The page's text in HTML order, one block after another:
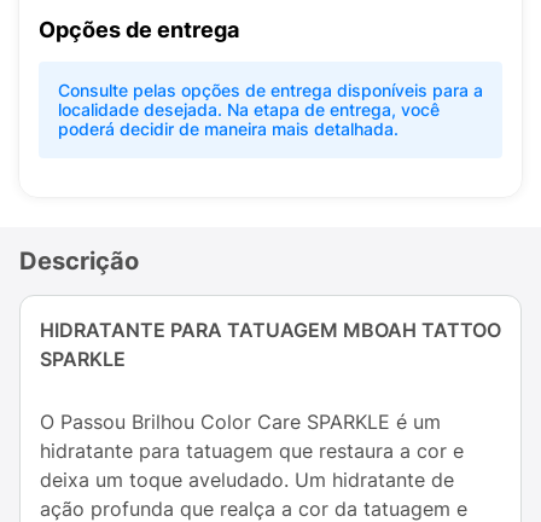
Opções de entrega
Consulte pelas opções de entrega disponíveis para a
localidade desejada. Na etapa de entrega, você
poderá decidir de maneira mais detalhada.
Descrição
HIDRATANTE PARA TATUAGEM MBOAH TATTOO
SPARKLE
O Passou Brilhou Color Care SPARKLE é um
hidratante para tatuagem que restaura a cor e
deixa um toque aveludado. Um hidratante de
ação profunda que realça a cor da tatuagem e